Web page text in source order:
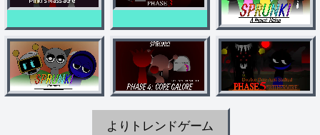
よりトレンドゲーム